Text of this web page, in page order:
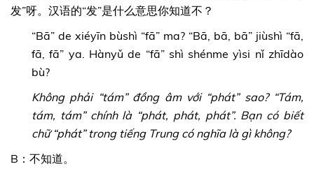
发”呀。汉语的“发”是什么意思你知道不？
“Bā” de xiéyīn bùshì “fā” ma? “Bā, bā, bā” jiùshì “fā,
fā, fā” ya. Hànyǔ de “fā” shì shénme yìsi nǐ zhīdào
bù?
Không phải “tám” đồng âm với “phát” sao? “Tám,
tám, tám” chính là “phát, phát, phát”. Bạn có biết
chữ “phát” trong tiếng Trung có nghĩa là gì không?
B：不知道。